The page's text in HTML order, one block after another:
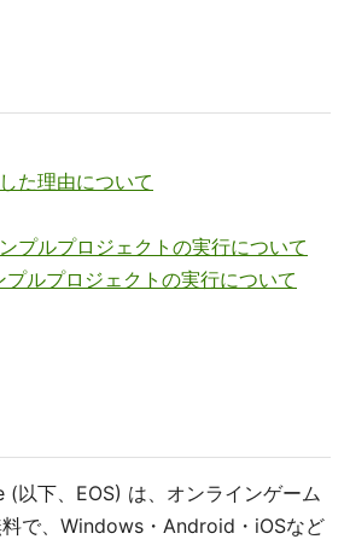
た理由について
プルプロジェクトの実行について
ルプロジェクトの実行について
以下、EOS) は、オンラインゲーム
で、Windows・Android・iOSなど